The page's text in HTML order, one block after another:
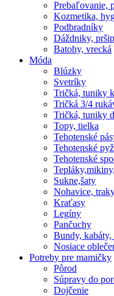
Prebaľovanie,
Kozmetika,
Podbradníky
Dáždniky,
Batohy, vrecká
Móda
Blúzky
Svetríky
Tričká, tuniky
Tričká 3/4
Tričká, tuniky
Topy, tielka
Tehotenské
Tehotenské
Tehotenské
Sukne,šaty
Nohavice,
Kraťasy
Legíny
Pančuchy
Bundy, kabáty,
Nosiace
Potreby pre mamičky
Pôrod
Súpravy do
Dojčenie